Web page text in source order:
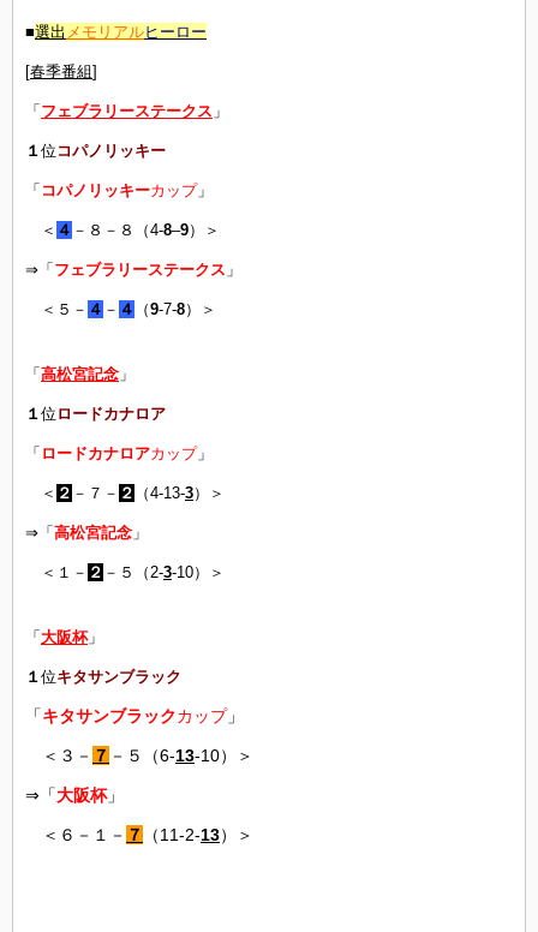
■選出 メモリアルヒーロー
[春季番組]
「 フェブラリーステークス 」
１位 コパノリッキー
「 コパノリッキーカップ」
＜ ４ －８－８（4-8–9）＞
⇒「 フェブラリーステークス 」
＜５－ ４ － ４ （9-7-8）＞
「 高松宮記念 」
１位 ロードカナロア
「 ロードカナロアカップ」
＜ ２ －７－ ２ （4-13-3）＞
⇒「 高松宮記念 」
＜１－ ２ －５（2-3-10）＞
「 大阪杯」
１位キタサンブラック
「キタサンブラックカップ」
＜３－ ７ －５（6-13-10）＞
⇒「大阪杯」
＜６－１－ ７ （11-2-13）＞